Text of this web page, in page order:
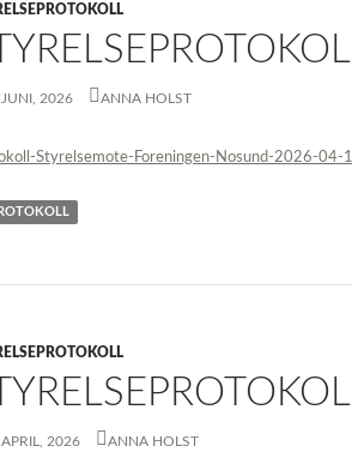
2026 ANNA HOLST
Styrelsemote-Foreningen-Nosund-2026-04-
2026 ANNA HOLST